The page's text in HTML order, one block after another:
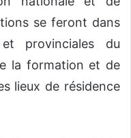
se feront dans
provinciales du
la formation et de
lieux de résidence